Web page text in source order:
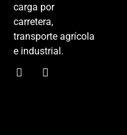
carga por
carretera,
transporte agrícola
e industrial.